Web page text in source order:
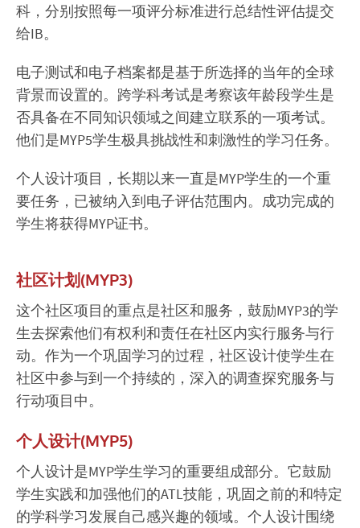
科，分别按照每一项评分标准进行总结性评估提交
给IB。
电子测试和电子档案都是基于所选择的当年的全球
背景而设置的。跨学科考试是考察该年龄段学生是
否具备在不同知识领域之间建立联系的一项考试。
他们是MYP5学生极具挑战性和刺激性的学习任务。
个人设计项目，长期以来一直是MYP学生的一个重
要任务，已被纳入到电子评估范围内。成功完成的
学生将获得MYP证书。
社区计划(MYP3)
这个社区项目的重点是社区和服务，鼓励MYP3的学
生去探索他们有权利和责任在社区内实行服务与行
动。作为一个巩固学习的过程，社区设计使学生在
社区中参与到一个持续的，深入的调查探究服务与
行动项目中。
个人设计(MYP5)
个人设计是MYP学生学习的重要组成部分。它鼓励
学生实践和加强他们的ATL技能，巩固之前的和特定
的学科学习发展自己感兴趣的领域。个人设计围绕